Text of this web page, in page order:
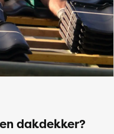
dakdekker?